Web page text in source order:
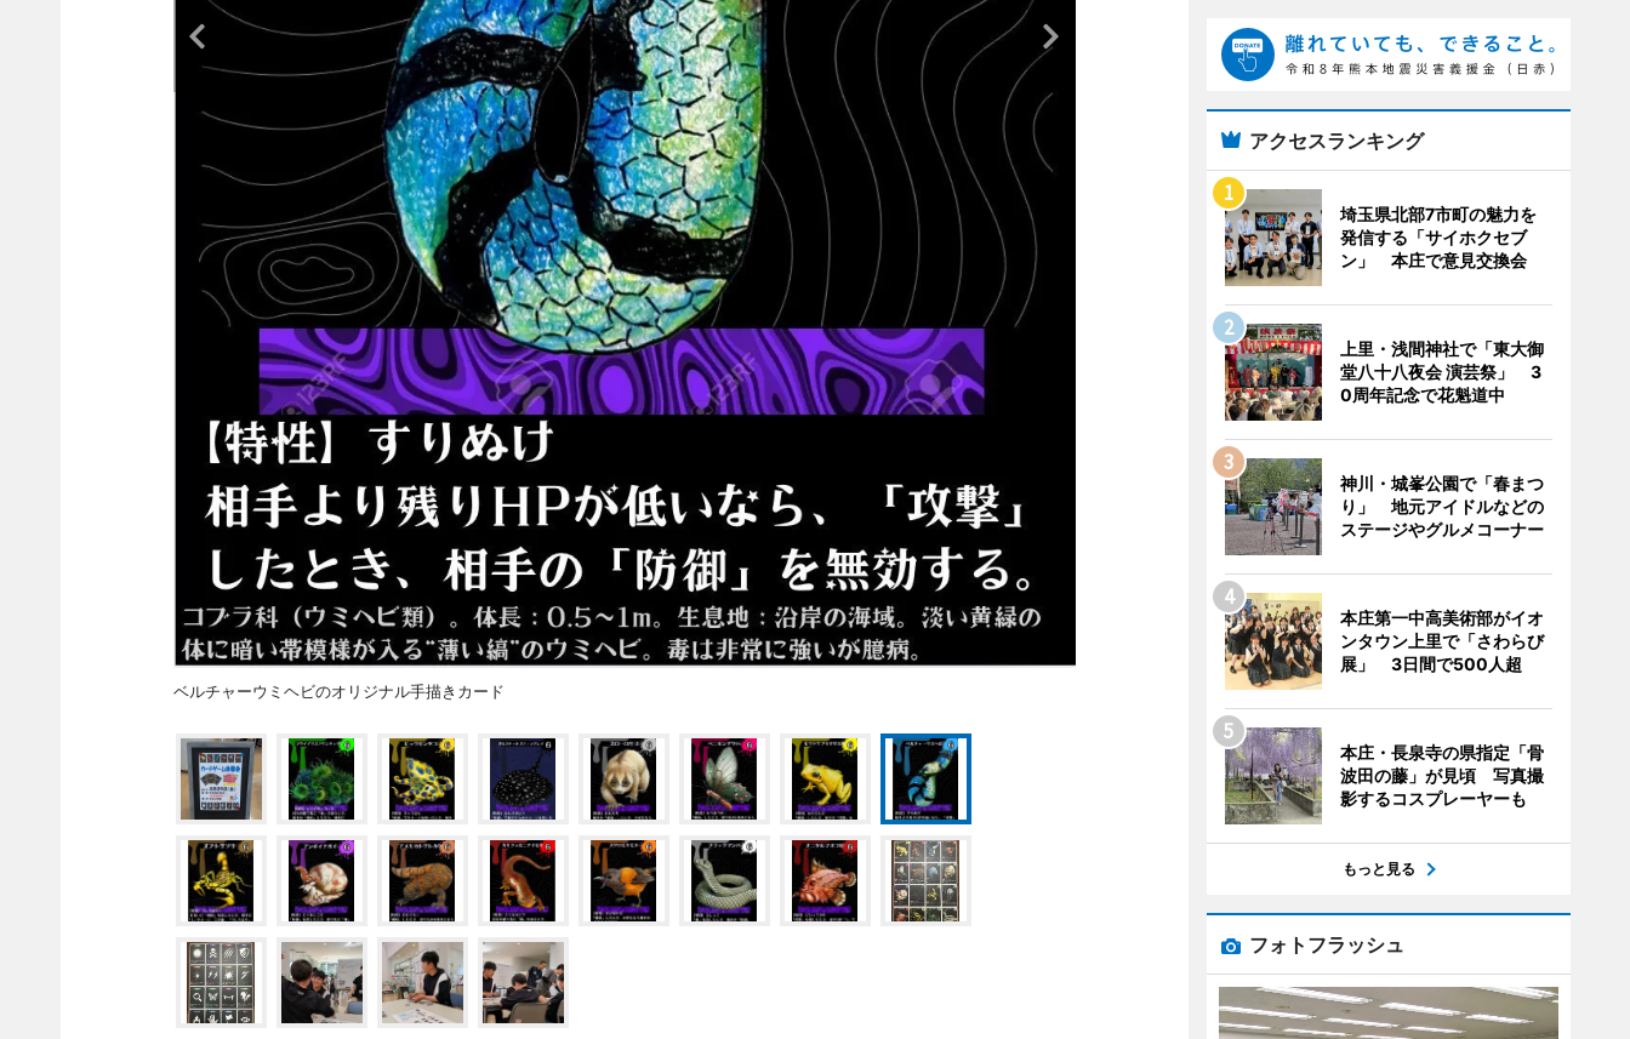
ベルチャーウミヘビのオリジナル手描きカード
アクセスランキング
埼玉県北部7市町の魅力を
発信する「サイホクセブ
ン」 本庄で意見交換会
上里・浅間神社で「東大御
堂八十八夜会 演芸祭」 3
0周年記念で花魁道中
神川・城峯公園で「春まつ
り」 地元アイドルなどの
ステージやグルメコーナー
本庄第一中高美術部がイオ
ンタウン上里で「さわらび
展」 3日間で500人超
本庄・長泉寺の県指定「骨
波田の藤」が見頃 写真撮
影するコスプレーヤーも
もっと見る
フォトフラッシュ